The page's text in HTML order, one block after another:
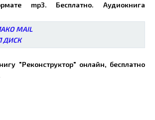
mp3. Бесплатно. Аудиокнига
MAIL
ДИСК
"Реконструктор" онлайн, бесплатно